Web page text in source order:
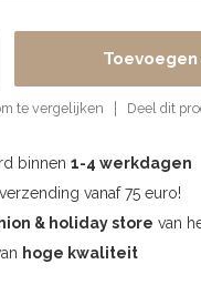
te vergelijken Deel dit
binnen1-4 werkdagen
verzending vanaf 75 euro!
& holiday store van
hoge kwaliteit